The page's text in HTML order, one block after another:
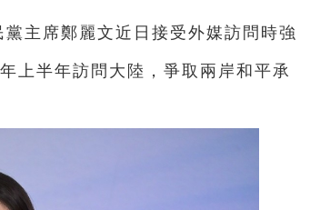
主席鄭麗文近日接受外媒訪問時強
上半年訪問大陸，爭取兩岸和平承